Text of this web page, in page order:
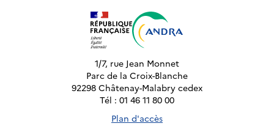
1/7, rue Jean Monnet
Parc de la Croix-Blanche
92298 Châtenay-Malabry cedex
Tél : 01 46 11 80 00
Plan d'accès